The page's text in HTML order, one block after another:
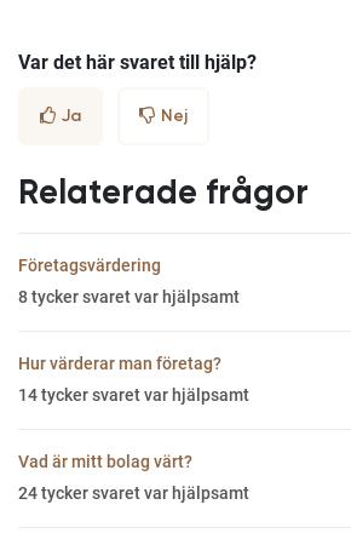
Var det här svaret till hjälp?
Ja Nej
Relaterade frågor
Företagsvärdering
8tycker svaret var hjälpsamt
Hur värderar man företag?
14tycker svaret var hjälpsamt
Vad är mitt bolag värt?
24tycker svaret var hjälpsamt